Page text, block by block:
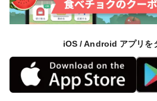
iOS / Android アプリを